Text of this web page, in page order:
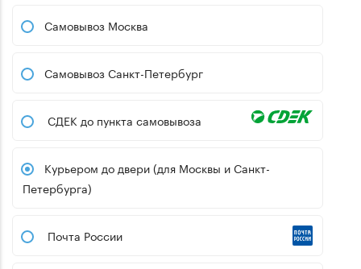
Самовывоз Москва
Самовывоз Санкт-Петербург
СДЕК до пункта самовывоза
Курьером до двери (для Москвы и Санкт-
Петербурга)
Почта России